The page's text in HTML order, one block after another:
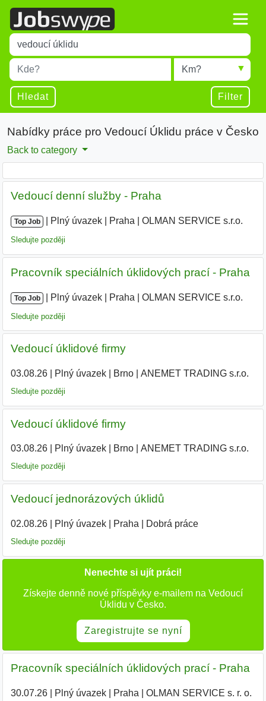
Title
Type 1 or more characters for results.
Místo
Type 1 or more characters for results.
Radius
Hledat Filter
Nabídky práce pro Vedoucí Úklidu práce v Česko
Back to category
Vedoucí denní služby - Praha
Top Job Plný úvazek Praha OLMAN SERVICE s.r.o.
Sledujte později
Pracovník speciálních úklidových prací - Praha
Top Job Plný úvazek Praha OLMAN SERVICE s.r.o.
Sledujte později
Vedoucí úklidové firmy
03.08.26| Plný úvazek| Brno| ANEMET TRADING s.r.o.
Sledujte později
Vedoucí úklidové firmy
03.08.26| Plný úvazek| Brno| ANEMET TRADING s.r.o.
Sledujte později
Vedoucí jednorázových úklidů
02.08.26| Plný úvazek| Praha Dobrá práce
Sledujte později
Nenechte si ujít práci!
Získejte denně nové příspěvky e-mailem na Vedoucí
Úklidu v Česko.
Zaregistrujte se nyní
Pracovník speciálních úklidových prací - Praha
30.07.26| Plný úvazek| Praha OLMAN SERVICE s. r. o.